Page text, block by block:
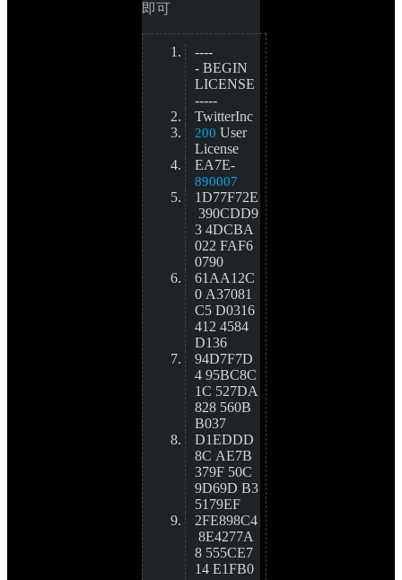
即可
----
- BEGIN
LICENSE
-----
TwitterInc
200 User
License
EA7E-
890007
1D77F72E
390CDD9
3 4DCBA
022 FAF6
0790
61AA12C
0 A37081
C5 D0316
412 4584
D136
94D7F7D
4 95BC8C
1C 527DA
828 560B
B037
D1EDDD
8C AE7B
379F 50C
9D69D B3
5179EF
2FE898C4
8E4277A
8 555CE7
14 E1FB0